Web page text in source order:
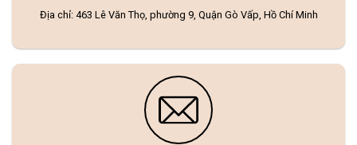
Địa chỉ: 463 Lê Văn Thọ, phường 9, Quận Gò Vấp, Hồ Chí Minh